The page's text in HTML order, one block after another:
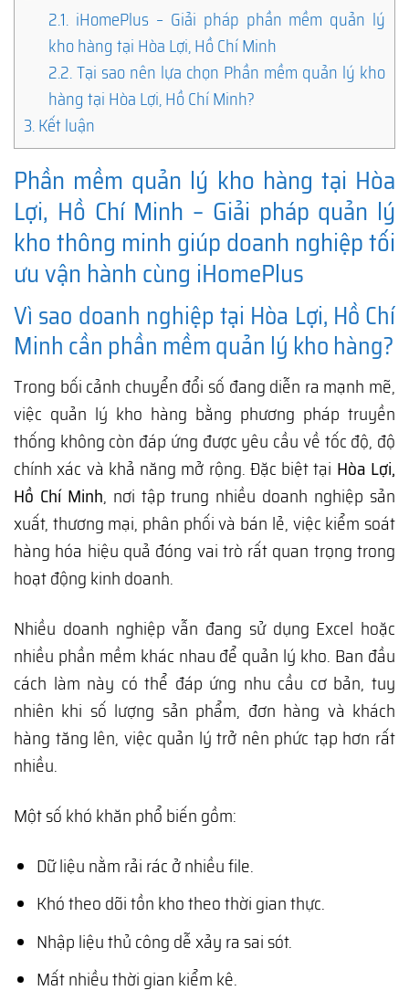
2.1. iHomePlus – Giải pháp phần mềm quản lý
kho hàng tại Hòa Lợi, Hồ Chí Minh
2.2.Tại sao nên lựa chọn Phần mềm quản lý kho
hàng tại Hòa Lợi, Hồ Chí Minh?
3.Kết luận
Phần mềm quản lý kho hàng tại Hòa
Lợi, Hồ Chí Minh – Giải pháp quản lý
kho thông minh giúp doanh nghiệp tối
ưu vận hành cùng iHomePlus
Vì sao doanh nghiệp tại Hòa Lợi, Hồ Chí
Minh cần phần mềm quản lý kho hàng?
Trong bối cảnh chuyển đổi số đang diễn ra mạnh mẽ,
việc quản lý kho hàng bằng phương pháp truyền
thống không còn đáp ứng được yêu cầu về tốc độ, độ
chính xác và khả năng mở rộng. Đặc biệt tại Hòa Lợi,
Hồ Chí Minh, nơi tập trung nhiều doanh nghiệp sản
xuất, thương mại, phân phối và bán lẻ, việc kiểm soát
hàng hóa hiệu quả đóng vai trò rất quan trọng trong
hoạt động kinh doanh.
Nhiều doanh nghiệp vẫn đang sử dụng Excel hoặc
nhiều phần mềm khác nhau để quản lý kho. Ban đầu
cách làm này có thể đáp ứng nhu cầu cơ bản, tuy
nhiên khi số lượng sản phẩm, đơn hàng và khách
hàng tăng lên, việc quản lý trở nên phức tạp hơn rất
nhiều.
Một số khó khăn phổ biến gồm:
Dữ liệu nằm rải rác ở nhiều file.
Khó theo dõi tồn kho theo thời gian thực.
Nhập liệu thủ công dễ xảy ra sai sót.
Mất nhiều thời gian kiểm kê.